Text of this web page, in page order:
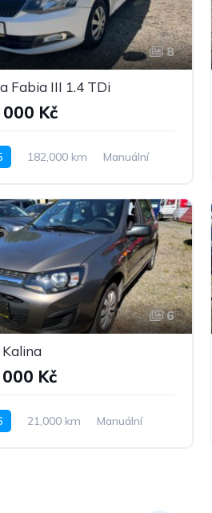
8
Fabia III 1.4 TDi
Kč
182,000 km
Manuální
6
Kč
21,000 km
Manuální